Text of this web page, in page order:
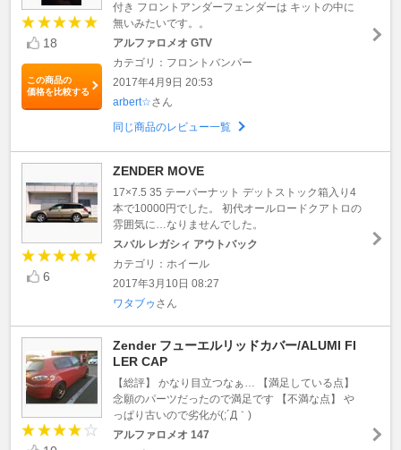
18
この商品の
価格を比較する
付き フロントアンダーフェンダーは キットの中に
無いみたいです。。
アルファロメオ GTV
カテゴリ：フロントバンパー
2017年4月9日 20:53
arbert☆さん
同じ商品のレビュー一覧
6
ZENDER MOVE
17×7.5 35 テーパーナット デットストック箱入り4
本で10000円でした。 初代オールロードクアトロの
雰囲気に…なりませんでした。
スバル レガシィ アウトバック
カテゴリ：ホイール
2017年3月10日 08:27
ワタブゥ さん
Zender フューエルリッドカバー/ALUMI FI
LER CAP
【総評】 かなり目立つなぁ… 【満足している点】
念願のパーツだったので満足です 【不満な点】 や
っぱり古いので劣化が(;´Д｀)
アルファロメオ 147